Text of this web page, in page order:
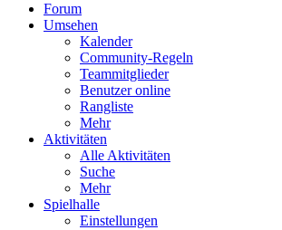
Forum
Umsehen
Kalender
Community-Regeln
Teammitglieder
Benutzer online
Rangliste
Mehr
Aktivitäten
Alle Aktivitäten
Suche
Mehr
Spielhalle
Einstellungen